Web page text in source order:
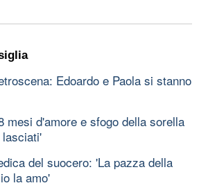
Edoardo e Paola si stanno
mesi d'amore e sfogo della sorella
del suocero: 'La pazza della
la amo'